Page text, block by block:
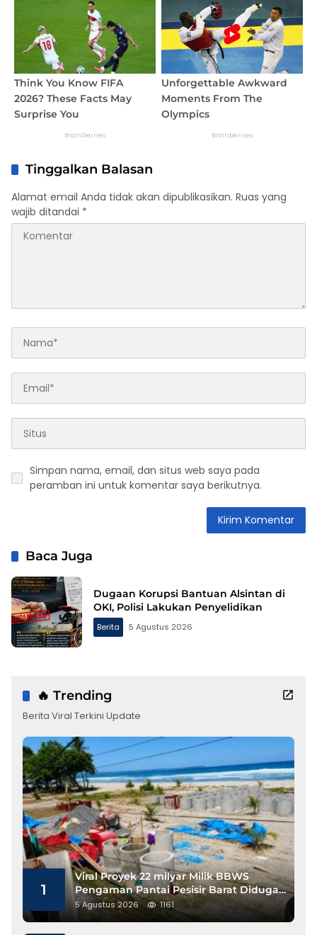
Tinggalkan Balasan
Alamat email Anda tidak akan dipublikasikan. Ruas yang
wajib ditandai *
Simpan nama, email, dan situs web saya pada
peramban ini untuk komentar saya berikutnya.
Baca Juga
Dugaan Korupsi Bantuan Alsintan di
OKI, Polisi Lakukan Penyelidikan
Berita 5 Agustus 2026
🔥 Trending
Berita Viral Terkini Update
1
Viral Proyek 22 milyar Milik BBWS
Pengaman Pantai Pesisir Barat Diduga
Gunakan Besi Banci
5 Agustus 2026 1161